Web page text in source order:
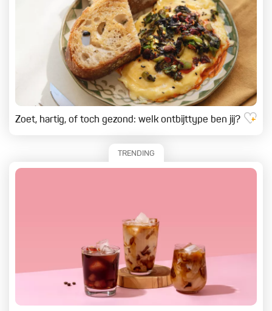
Zoet, hartig, of toch gezond: welk ontbijttype ben jij?
TRENDING